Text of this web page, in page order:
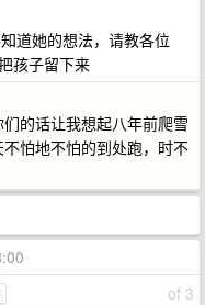
道她的想法，请教各位
孩子留下来
的话让我想起八年前爬雪
怕地不怕的到处跑，时不
of 3